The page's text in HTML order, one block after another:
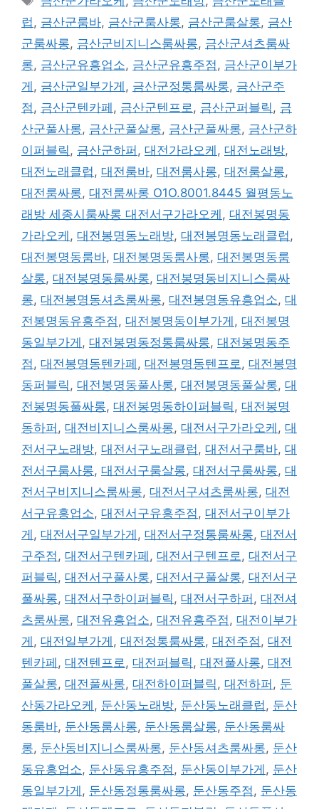
리
그
럽, 금산군룸바, 금산군룸사롱, 금산군룸살롱, 금산
군룸싸롱, 금산군비지니스룸싸롱, 금산군셔츠룸싸
롱, 금산군유흥업소, 금산군유흥주점, 금산군이부가
게 , 금산군일부가게 , 금산군정통룸싸롱, 금산군주
점, 금산군텐카페 , 금산군텐프로, 금산군퍼블릭, 금
산군풀사롱, 금산군풀살롱, 금산군풀싸롱, 금산군하
이퍼블릭, 금산군하퍼 , 대전가라오케 , 대전노래방,
대전노래클럽, 대전룸바, 대전룸사롱, 대전룸살롱,
대전룸싸롱, 대전룸싸롱 O1O.8001.8445 월평동노
래방 세종시룸싸롱 대전서구가라오케 , 대전봉명동
가라오케 , 대전봉명동노래방, 대전봉명동노래클럽,
대전봉명동룸바, 대전봉명동룸사롱, 대전봉명동룸
살롱, 대전봉명동룸싸롱, 대전봉명동비지니스룸싸
롱, 대전봉명동셔츠룸싸롱, 대전봉명동유흥업소, 대
전봉명동유흥주점, 대전봉명동이부가게 , 대전봉명
동일부가게 , 대전봉명동정통룸싸롱, 대전봉명동주
점, 대전봉명동텐카페 , 대전봉명동텐프로, 대전봉명
동퍼블릭, 대전봉명동풀사롱, 대전봉명동풀살롱, 대
전봉명동풀싸롱, 대전봉명동하이퍼블릭, 대전봉명
동하퍼 , 대전비지니스룸싸롱, 대전서구가라오케 , 대
전서구노래방, 대전서구노래클럽, 대전서구룸바, 대
전서구룸사롱, 대전서구룸살롱, 대전서구룸싸롱, 대
전서구비지니스룸싸롱, 대전서구셔츠룸싸롱, 대전
서구유흥업소, 대전서구유흥주점, 대전서구이부가
게 , 대전서구일부가게 , 대전서구정통룸싸롱, 대전서
구주점, 대전서구텐카페 , 대전서구텐프로, 대전서구
퍼블릭, 대전서구풀사롱, 대전서구풀살롱, 대전서구
풀싸롱, 대전서구하이퍼블릭, 대전서구하퍼 , 대전셔
츠룸싸롱, 대전유흥업소, 대전유흥주점, 대전이부가
게 , 대전일부가게 , 대전정통룸싸롱, 대전주점, 대전
텐카페 , 대전텐프로, 대전퍼블릭, 대전풀사롱, 대전
풀살롱, 대전풀싸롱, 대전하이퍼블릭, 대전하퍼 , 둔
산동가라오케 , 둔산동노래방, 둔산동노래클럽, 둔산
동룸바, 둔산동룸사롱, 둔산동룸살롱, 둔산동룸싸
롱, 둔산동비지니스룸싸롱, 둔산동셔츠룸싸롱, 둔산
동유흥업소, 둔산동유흥주점, 둔산동이부가게 , 둔산
동일부가게 , 둔산동정통룸싸롱, 둔산동주점, 둔산동